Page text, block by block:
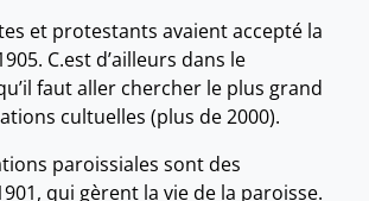
et protestants avaient accepté la
C.est d’ailleurs dans le
faut aller chercher le plus grand
cultuelles (plus de 2000).
paroissiales sont des
qui gèrent la vie de la paroisse.